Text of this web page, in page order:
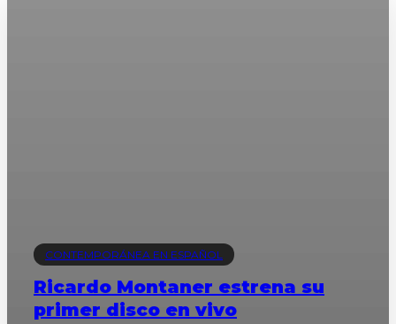
CONTEMPORÁNEA EN ESPAÑOL
Ricardo Montaner estrena su
primer disco en vivo